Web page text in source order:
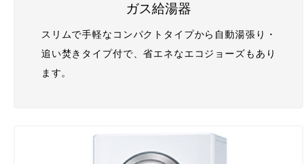
ガス給湯器
スリムで手軽なコンパクトタイプから自動湯張り・
追い焚きタイプ付で、省エネなエコジョーズもあり
ます。